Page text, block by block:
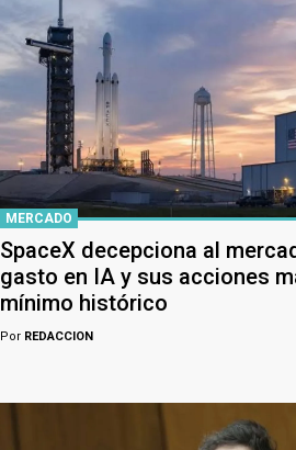
MERCADO
SpaceX decepciona al
gasto en IA y sus acciones
mínimo histórico
Por REDACCION